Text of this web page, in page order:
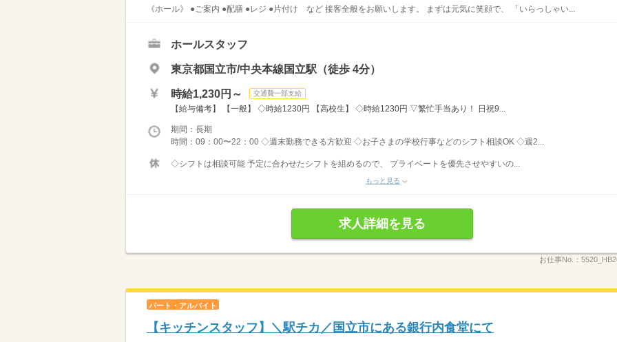
《ホール》 ●ご案内 ●配膳 ●レジ ●片付け など 接客全般をお願いします。 まずは元気に笑顔で、 「いらっしゃい...
ホールスタッフ
東京都国立市/中央本線国立駅（徒歩 4分）
時給1,230円～ 交通費一部支給
【給与備考】 【一般】 ◇時給1230円 【高校生】 ◇時給1230円 ▽繁忙手当あり！ 日祝9...
期間：長期
時間：09：00〜22：00 ◇週末勤務できる方歓迎 ◇お子さまの学校行事などのシフト相談OK ◇週2...
◇シフトは相談可能 予定に合わせたシフトを組めるので、 プライベートを優先させやすいの...
もっと見る
求人詳細を見る
お仕事No.：
パート・アルバイト
【キッチンスタッフ】＼駅チカ／国立市にある銀行内食堂にて